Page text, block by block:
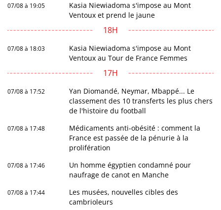
07/08 à 19:05
Kasia Niewiadoma s'impose au Mont
Ventoux et prend le jaune
18H
07/08 à 18:03
Kasia Niewiadoma s'impose au Mont
Ventoux au Tour de France Femmes
17H
07/08 à 17:52
Yan Diomandé, Neymar, Mbappé... Le
classement des 10 transferts les plus chers
de l'histoire du football
07/08 à 17:48
Médicaments anti-obésité : comment la
France est passée de la pénurie à la
prolifération
07/08 à 17:46
Un homme égyptien condamné pour
naufrage de canot en Manche
07/08 à 17:44
Les musées, nouvelles cibles des
cambrioleurs